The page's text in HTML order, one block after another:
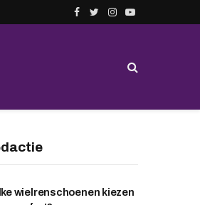
Facebook
TwitterInstagram
YouTube
wielrenschoenen kiezen